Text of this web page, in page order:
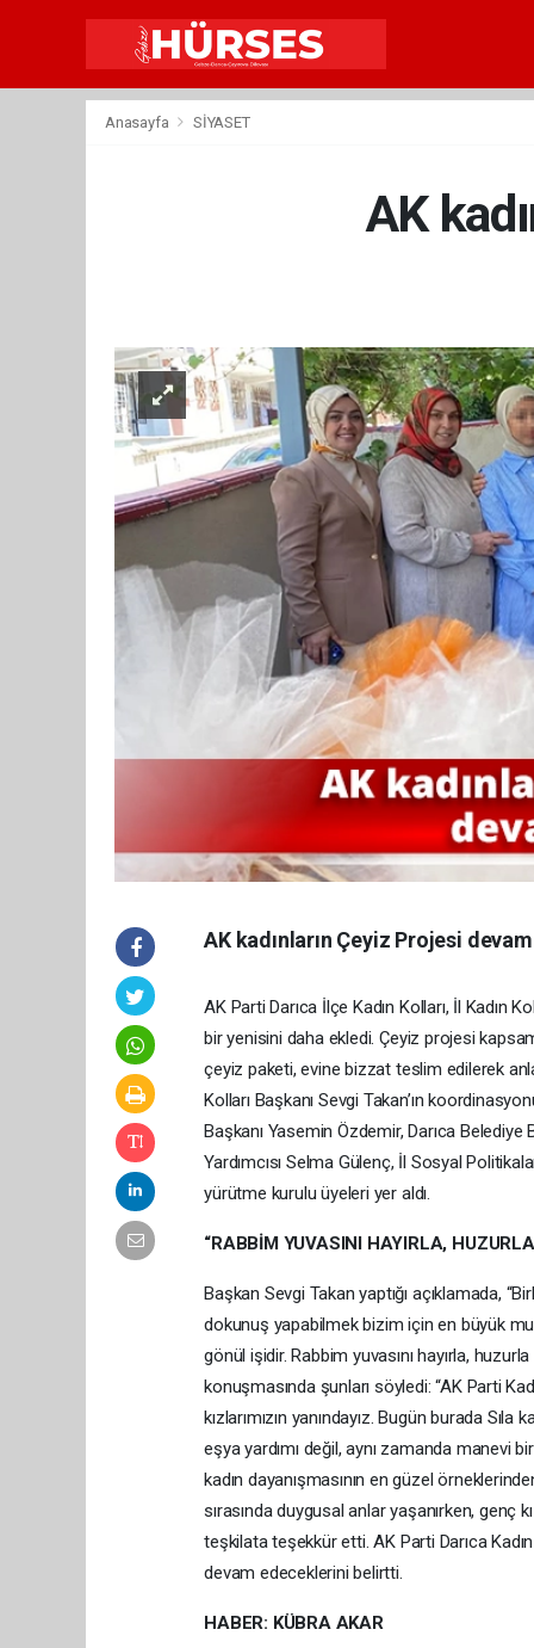
Anasayfa SİYASET
AK
AK kadınların Çeyiz Projesi
AK Parti Darıca İlçe Kadın Kolları, İl Kadın
bir yenisini daha ekledi. Çeyiz projesi
çeyiz paketi, evine bizzat teslim edilerek
Kolları Başkanı Sevgi Takan’ın
Başkanı Yasemin Özdemir, Darıca Belediye
Yardımcısı Selma Gülenç, İl Sosyal
yürütme kurulu üyeleri yer aldı.
“RABBİM YUVASINI HAYIRLA,
Başkan Sevgi Takan yaptığı açıklamada,
dokunuş yapabilmek bizim için en büyük
gönül işidir. Rabbim yuvasını hayırla,
konuşmasında şunları söyledi: “AK Parti
kızlarımızın yanındayız. Bugün burada
eşya yardımı değil, aynı zamanda manevi
kadın dayanışmasının en güzel
sırasında duygusal anlar yaşanırken, genç
teşkilata teşekkür etti. AK Parti Darıca
devam edeceklerini belirtti.
HABER: KÜBRA AKAR